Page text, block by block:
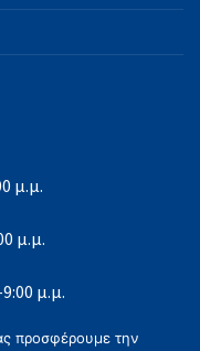
μ.μ.
μ.μ.
μ.μ.
προσφέρουμε την